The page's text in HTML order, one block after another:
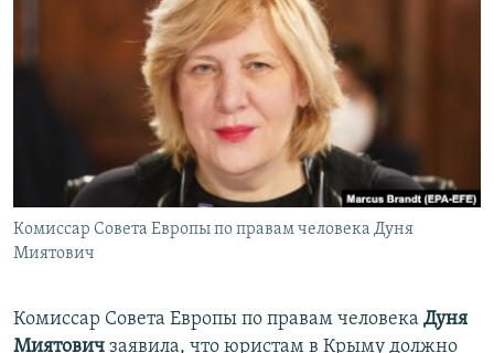
ПРОПАВШИЕ БЕЗ ВЕСТИ
ПОБЕДИТЕЛЕЙ НЕ СУДЯТ?
КРЫМ.НЕПОКОРЕННЫЙ
УКРАИНСКАЯ ПРОБЛЕМА КРЫМА
ПРИСОЕДИНЯЙТЕСЬ!
Все сайты RFE/RL
Комиссар Совета Европы по правам человека Дуня
Миятович
Комиссар Совета Европы по правам человека Дуня
Миятович заявила, что юристам в Крыму должно